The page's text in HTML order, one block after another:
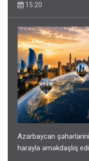
15:20
Azərbaycan
harayla əməkdaşlıq